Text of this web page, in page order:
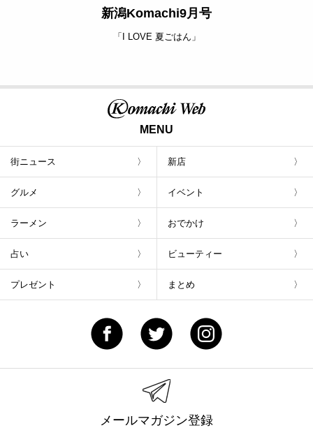
新潟Komachi9月号
「I LOVE 夏ごはん」
MENU
街ニュース 新店
グルメ イベント
ラーメン おでかけ
占い ビューティー
プレゼント まとめ
メールマガジン登録